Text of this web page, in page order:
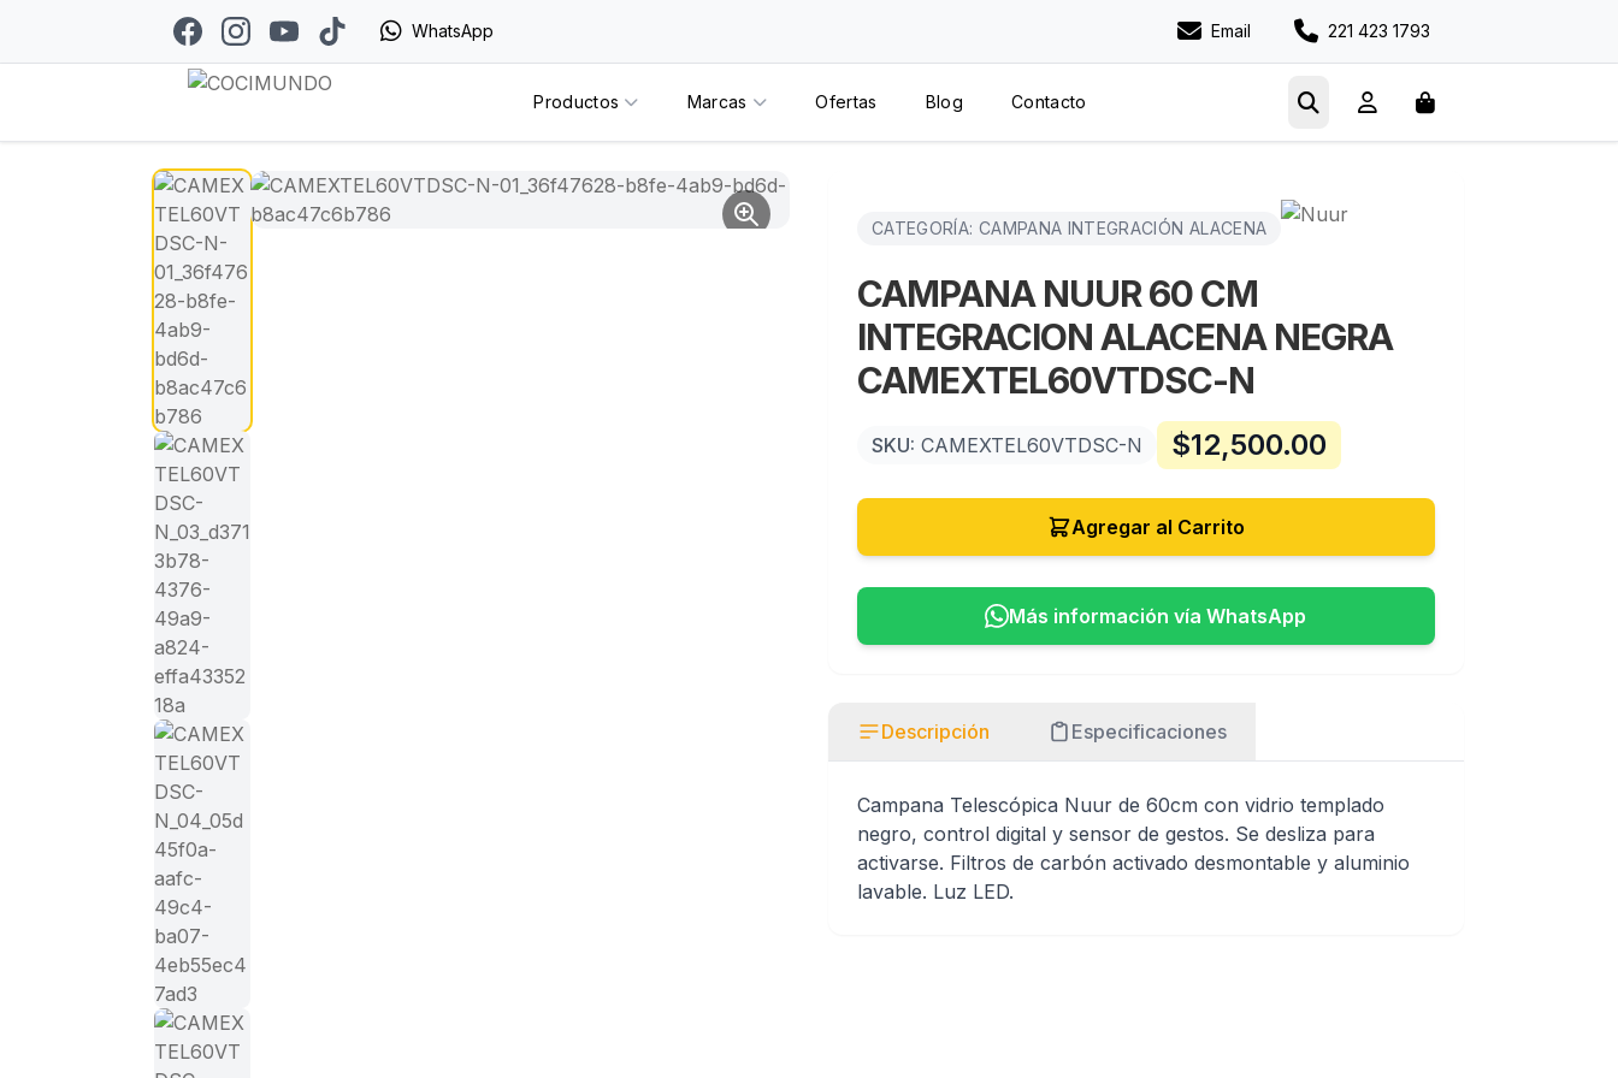
Email 221 423 1793
WhatsApp
Productos Marcas Ofertas Blog Contacto
CATEGORÍA: CAMPANA INTEGRACIÓN ALACENA
CAMPANA NUUR 60 CM
INTEGRACION ALACENA NEGRA
CAMEXTEL60VTDSC-N
SKU: CAMEXTEL60VTDSC-N $12,500.00
Agregar al Carrito
Más información vía WhatsApp
Descripción Especificaciones
Campana Telescópica Nuur de 60cm con vidrio templado
negro, control digital y sensor de gestos. Se desliza para
activarse. Filtros de carbón activado desmontable y aluminio
lavable. Luz LED.